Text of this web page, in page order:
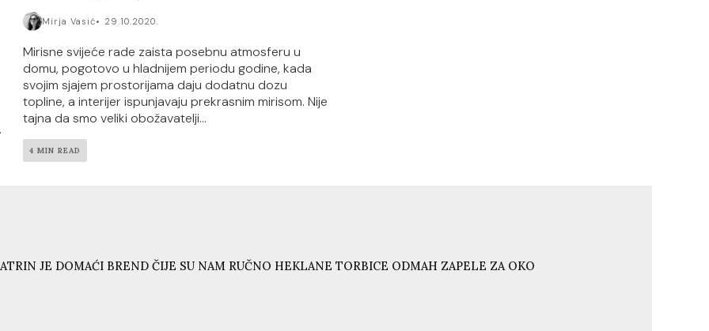
Mirja Vasić 29.10.2020.
Mirisne svijeće rade zaista posebnu atmosferu u
domu, pogotovo u hladnijem periodu godine, kada
svojim sjajem prostorijama daju dodatnu dozu
topline, a interijer ispunjavaju prekrasnim mirisom. Nije
tajna da smo veliki obožavatelji...
4 MIN READ
JE DOMAĆI BREND ČIJE SU NAM RUČNO HEKLANE TORBICE ODMAH ZAPELE ZA OKO